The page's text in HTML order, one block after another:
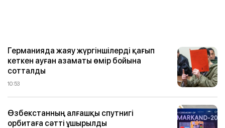
Германияда жаяу жүргіншілерді қағып
кеткен ауған азаматы өмір бойына
сотталды
10:53
Өзбекстанның алғашқы спутнигі
орбитаға сәтті ұшырылды